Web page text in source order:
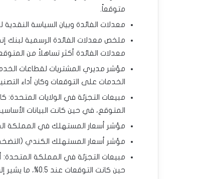
متوقعاً.
معدلات الفائدة وبيان السياسة النقدية
ملخص معدلات الفائدة الرسمية لبنك
معدلات الفائدة أكثر تساهلاً من
مؤشر مديري المشتريات لقطاعات
الخدمات على التوقعات وكان أداء
مبيعات التجزئة في الولايات المتحدة:
المتوقع، في حين كانت البيانات
مؤشر أسعار المستهلك في المملكة
مؤشر أسعار المستهلك الكندي
حين كانت التوقعات عند 0.5%، ما يشير إلى تباطؤ الاقتصاد.